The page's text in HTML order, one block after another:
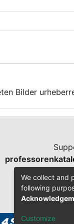
Bilder
We collect and
following
Customize